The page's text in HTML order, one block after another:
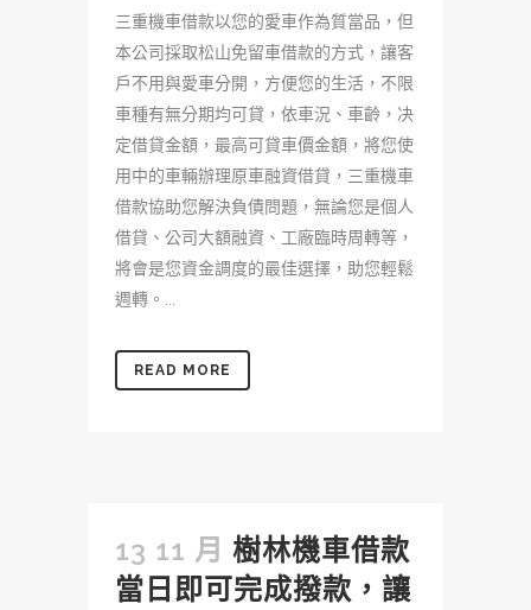
三重機車借款以您的愛車作為質當品，但
本公司採取松山免留車借款的方式，讓客
戶不用與愛車分開，方便您的生活，不限
車種有無分期均可貸，依車況、車齡，决
定借貸金額，最高可貸車價金額，將您使
用中的車輛辦理原車融資借貸，三重機車
借款協助您解決負債問題，無論您是個人
借貸、公司大額融資、工廠臨時周轉等，
將會是您資金調度的最佳選擇，助您輕鬆
週轉。...
READ MORE
13 11 月 樹林機車借款
當日即可完成撥款，讓